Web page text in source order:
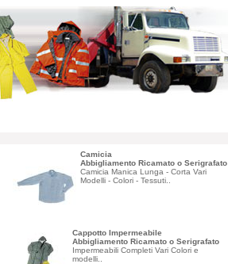
Camicia
Abbigliamento Ricamato o Serigrafato
Camicia Manica Lunga - Corta Vari
Modelli - Colori - Tessuti..
Cappotto Impermeabile
Abbigliamento Ricamato o Serigrafato
Impermeabili Completi Vari Colori e
modelli..